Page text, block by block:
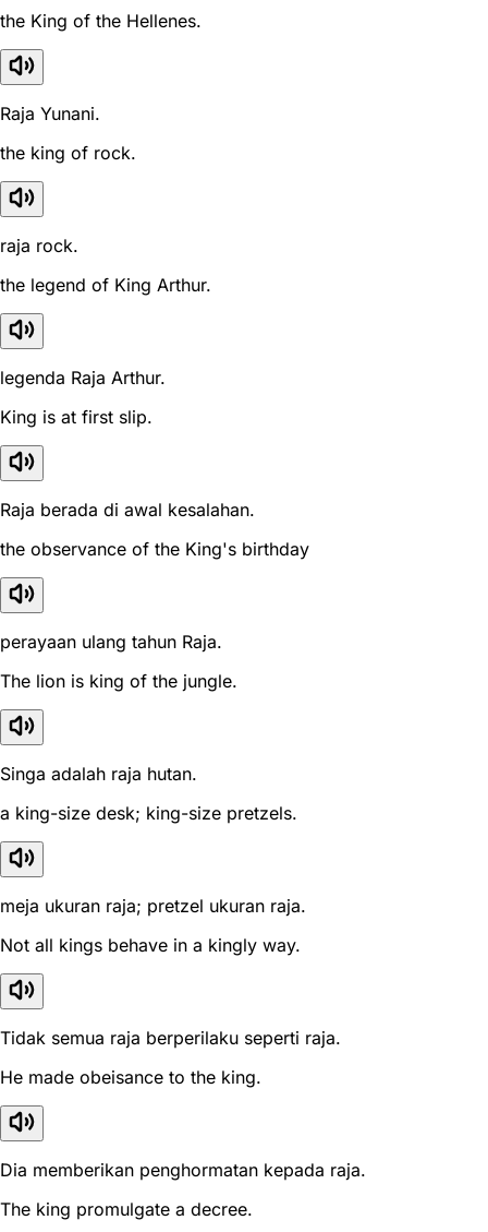
the King of the Hellenes.
Raja Yunani.
the king of rock.
raja rock.
the legend of King Arthur.
legenda Raja Arthur.
King is at first slip.
Raja berada di awal kesalahan.
the observance of the King's birthday
perayaan ulang tahun Raja.
The lion is king of the jungle.
Singa adalah raja hutan.
a king-size desk; king-size pretzels.
meja ukuran raja; pretzel ukuran raja.
Not all kings behave in a kingly way.
Tidak semua raja berperilaku seperti raja.
He made obeisance to the king.
Dia memberikan penghormatan kepada raja.
The king promulgate a decree.